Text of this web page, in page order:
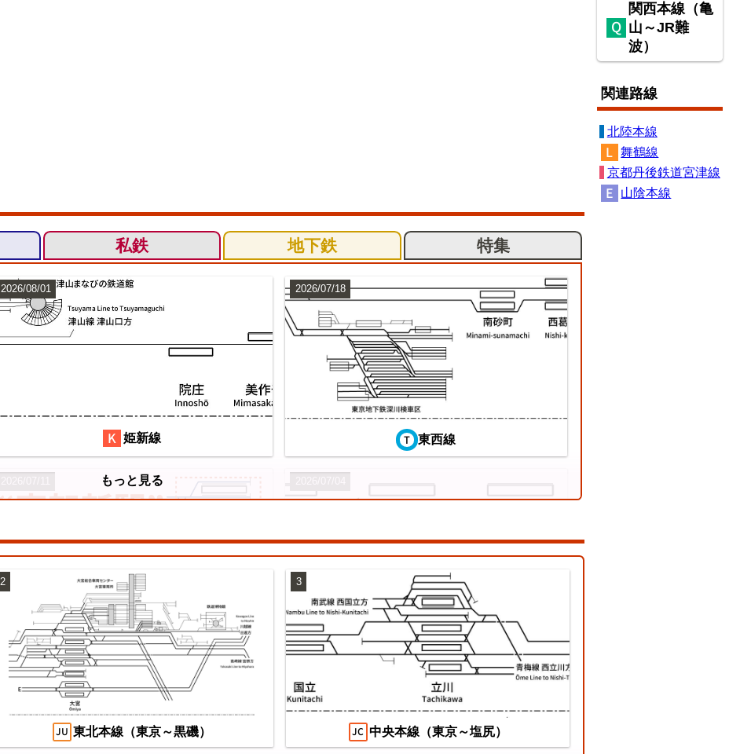
私鉄 地下鉄 特集
姫新線
2026/08/01
東西線
2026/07/18
【待望の複線化】成田空港機能強化で京成成田
スカイアクセス・JRの配線はどう変わる？
えちぜん鉄道勝山永平寺線
2026/07/04
もっと見る
東北本線（東京～黒磯）
2
中央本線（東京～塩尻）
3
関西本線（亀
山～JR難
波）
関連路線
北陸本線
舞鶴線
京都丹後鉄道宮津線
山陰本線